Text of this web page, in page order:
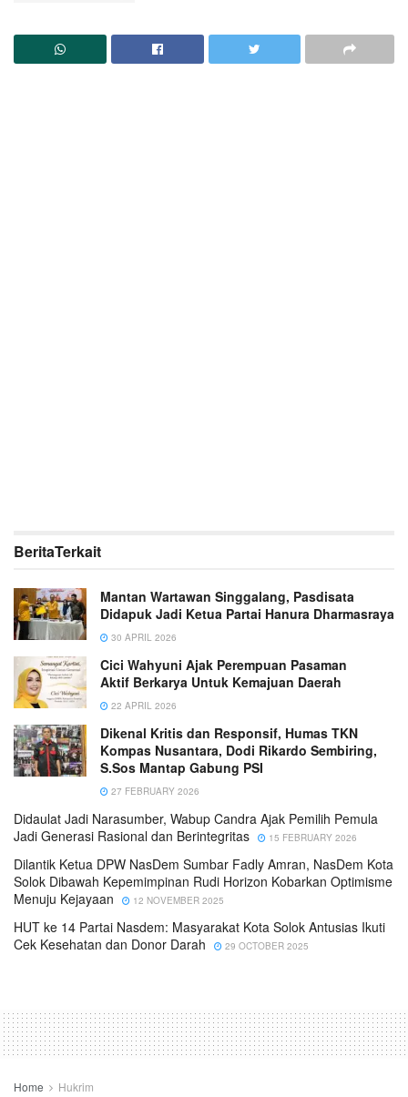
BeritaTerkait
Mantan Wartawan Singgalang, Pasdisata
Didapuk Jadi Ketua Partai Hanura Dharmasraya
30 APRIL 2026
Cici Wahyuni Ajak Perempuan Pasaman
Aktif Berkarya Untuk Kemajuan Daerah
22 APRIL 2026
Dikenal Kritis dan Responsif, Humas TKN
Kompas Nusantara, Dodi Rikardo Sembiring,
S.Sos Mantap Gabung PSI
27 FEBRUARY 2026
Didaulat Jadi Narasumber, Wabup Candra Ajak Pemilih Pemula
Jadi Generasi Rasional dan Berintegritas
15 FEBRUARY 2026
Dilantik Ketua DPW NasDem Sumbar Fadly Amran, NasDem Kota
Solok Dibawah Kepemimpinan Rudi Horizon Kobarkan Optimisme
Menuju Kejayaan
12 NOVEMBER 2025
HUT ke 14 Partai Nasdem: Masyarakat Kota Solok Antusias Ikuti
Cek Kesehatan dan Donor Darah
29 OCTOBER 2025
Home Hukrim